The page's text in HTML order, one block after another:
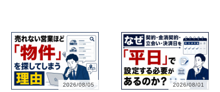
2026/08/05 2026/08/01